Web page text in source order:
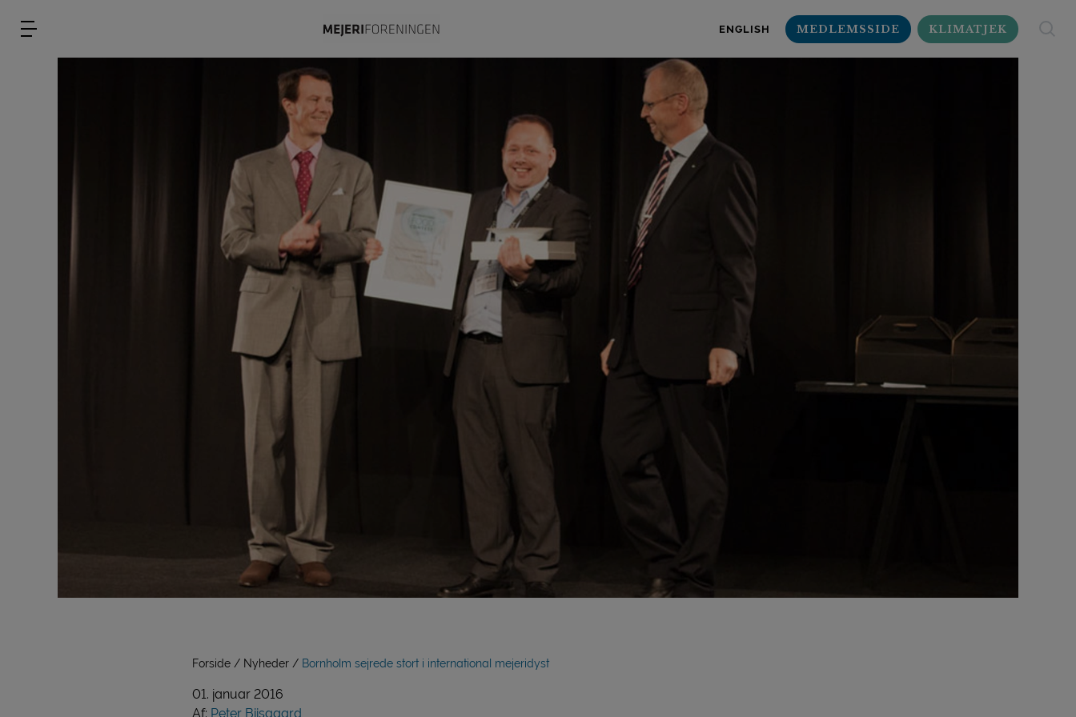
ENGLISH MEDLEMSSIDE KLIMATJEK
Forside Nyheder Bornholm sejrede stort i international mejeridyst
01. januar 2016
Af: Peter Biisgaard